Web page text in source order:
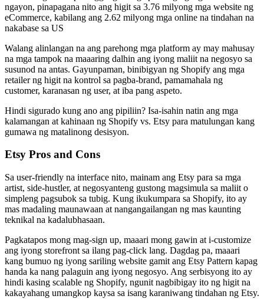
ngayon, pinapagana nito ang higit sa 3.76 milyong mga website ng
eCommerce, kabilang ang 2.62 milyong mga online na tindahan na
nakabase sa US
Walang alinlangan na ang parehong mga platform ay may mahusay
na mga tampok na maaaring dalhin ang iyong maliit na negosyo sa
susunod na antas. Gayunpaman, binibigyan ng Shopify ang mga
retailer ng higit na kontrol sa pagba-brand, pamamahala ng
customer, karanasan ng user, at iba pang aspeto.
Hindi sigurado kung ano ang pipiliin? Isa-isahin natin ang mga
kalamangan at kahinaan ng Shopify vs. Etsy para matulungan kang
gumawa ng matalinong desisyon.
Etsy Pros and Cons
Sa user-friendly na interface nito, mainam ang Etsy para sa mga
artist, side-hustler, at negosyanteng gustong magsimula sa maliit o
simpleng pagsubok sa tubig. Kung ikukumpara sa Shopify, ito ay
mas madaling maunawaan at nangangailangan ng mas kaunting
teknikal na kadalubhasaan.
Pagkatapos mong mag-sign up, maaari mong gawin at i-customize
ang iyong storefront sa ilang pag-click lang. Dagdag pa, maaari
kang bumuo ng iyong sariling website gamit ang Etsy Pattern kapag
handa ka nang palaguin ang iyong negosyo. Ang serbisyong ito ay
hindi kasing scalable ng Shopify, ngunit nagbibigay ito ng higit na
kakayahang umangkop kaysa sa isang karaniwang tindahan ng Etsy.